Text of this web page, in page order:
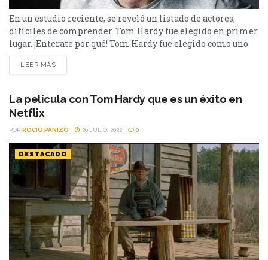
En un estudio reciente, se reveló un listado de actores,
difíciles de comprender. Tom Hardy fue elegido en primer
lugar. ¡Enterate por qué! Tom Hardy fue elegido como uno
de los actores más difíciles de entender, en cuestión de
acentos. Recientemente, Preply hizo una encuesta sobre el
inglesa). Los resultados...
LEER MÁS
La película con Tom Hardy que es un éxito en
Netflix
POR ROCIO PANIZO 26 JULIO, 2022 0
DESTACADO